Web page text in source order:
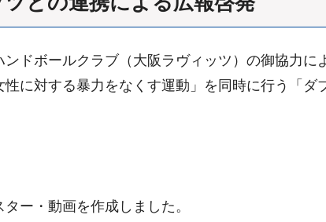
ドボールクラブ（大阪ラヴィッツ）の御協力に
に対する暴力をなくす運動」を同時に行う「
ー・動画を作成しました。